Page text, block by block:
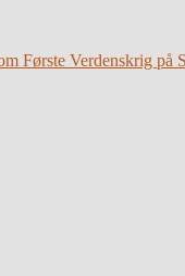
Første Verdenskrig på